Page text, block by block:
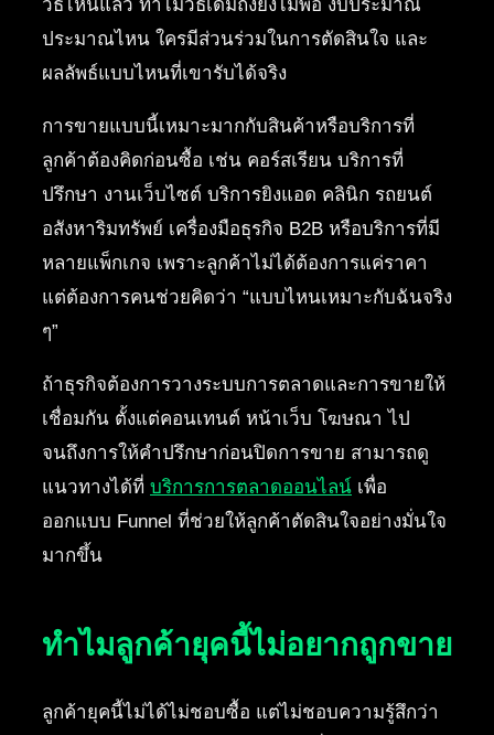
วิธีไหนแล้ว ทำไมวิธีเดิมถึงยังไม่พอ งบประมาณ
ประมาณไหน ใครมีส่วนร่วมในการตัดสินใจ และ
ผลลัพธ์แบบไหนที่เขารับได้จริง
การขายแบบนี้เหมาะมากกับสินค้าหรือบริการที่
ลูกค้าต้องคิดก่อนซื้อ เช่น คอร์สเรียน บริการที่
ปรึกษา งานเว็บไซต์ บริการยิงแอด คลินิก รถยนต์
อสังหาริมทรัพย์ เครื่องมือธุรกิจ B2B หรือบริการที่มี
หลายแพ็กเกจ เพราะลูกค้าไม่ได้ต้องการแค่ราคา
แต่ต้องการคนช่วยคิดว่า “แบบไหนเหมาะกับฉันจริง
ๆ”
ถ้าธุรกิจต้องการวางระบบการตลาดและการขายให้
เชื่อมกัน ตั้งแต่คอนเทนต์ หน้าเว็บ โฆษณา ไป
จนถึงการให้คำปรึกษาก่อนปิดการขาย สามารถดู
แนวทางได้ที่ บริการการตลาดออนไลน์ เพื่อ
ออกแบบ Funnel ที่ช่วยให้ลูกค้าตัดสินใจอย่างมั่นใจ
มากขึ้น
ทำไมลูกค้ายุคนี้ไม่อยากถูกขาย
ลูกค้ายุคนี้ไม่ได้ไม่ชอบซื้อ แต่ไม่ชอบความรู้สึกว่า